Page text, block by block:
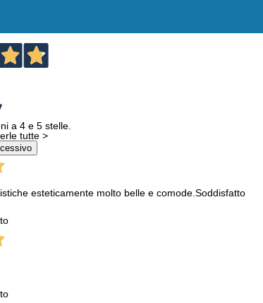
a 4 e 5 stelle.
tutte >
esteticamente molto belle e comode.Soddisfatto